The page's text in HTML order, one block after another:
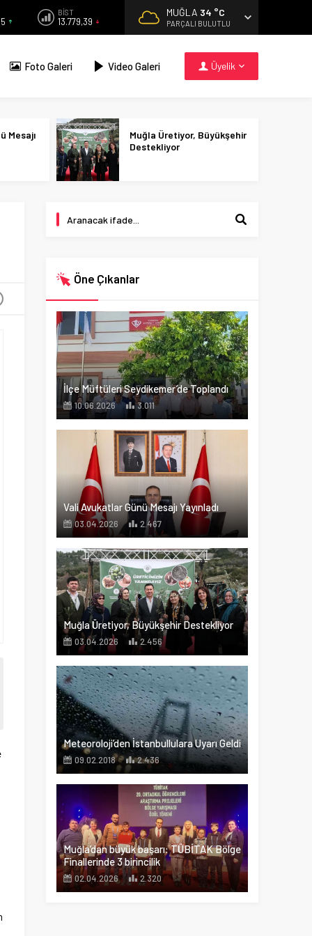
BİST
13.779,39
MUĞLA 34 °C
PARÇALI BULUTLU
Foto Galeri Video Galeri Üyelik
Mesajı
Muğla Üretiyor, Büyükşehir
Destekliyor
Öne Çıkanlar
İlçe Müftüleri Seydikemer’de Toplandı
10.06.2026 3.011
Vali Avukatlar Günü Mesajı Yayınladı
03.04.2026 2.467
Muğla Üretiyor, Büyükşehir Destekliyor
03.04.2026 2.456
Meteoroloji’den İstanbullulara Uyarı Geldi
09.02.2018 2.436
Muğla’dan büyük başarı: TÜBİTAK Bölge
Finallerinde 3 birincilik
02.04.2026 2.320